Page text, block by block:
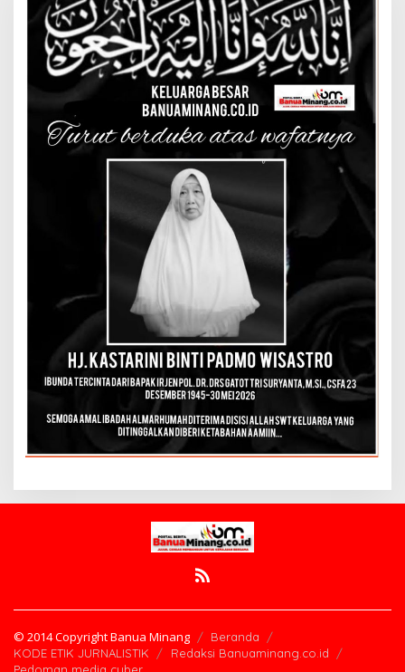
© 2014 Copyright Banua Minang
Beranda
KODE ETIK JURNALISTIK
Redaksi Banuaminang.co.id